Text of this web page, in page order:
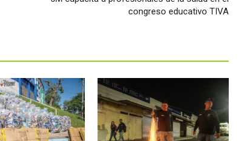
congreso educativo TIVA